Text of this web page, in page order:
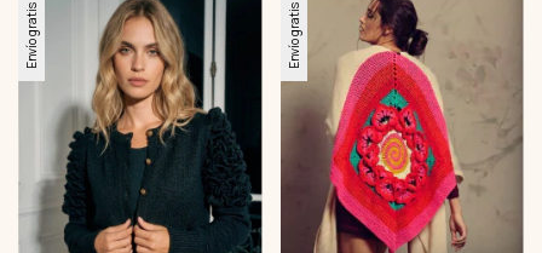
Envío gratis Envío gratis